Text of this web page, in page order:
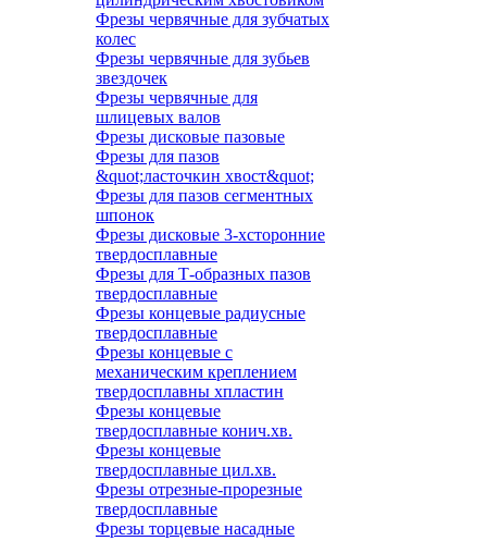
Фрезы червячные для зубчатых
колес
Фрезы червячные для зубьев
звездочек
Фрезы червячные для
шлицевых валов
Фрезы дисковые пазовые
Фрезы для пазов
&quot;ласточкин хвост&quot;
Фрезы для пазов сегментных
шпонок
Фрезы дисковые 3-хсторонние
твердосплавные
Фрезы для Т-образных пазов
твердосплавные
Фрезы концевые радиусные
твердосплавные
Фрезы концевые с
механическим креплением
твердосплавны хпластин
Фрезы концевые
твердосплавные конич.хв.
Фрезы концевые
твердосплавные цил.хв.
Фрезы отрезные-прорезные
твердосплавные
Фрезы торцевые насадные